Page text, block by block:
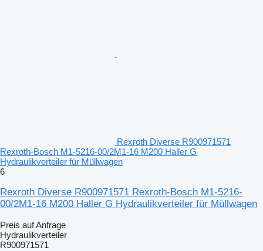
Rexroth Diverse R900971571
Rexroth-Bosch M1-5216-00/2M1-16 M200 Haller G
Hydraulikverteiler für Müllwagen
6
Rexroth Diverse R900971571 Rexroth-Bosch M1-5216-
00/2M1-16 M200 Haller G Hydraulikverteiler für Müllwagen
Preis auf Anfrage
Hydraulikverteiler
R900971571